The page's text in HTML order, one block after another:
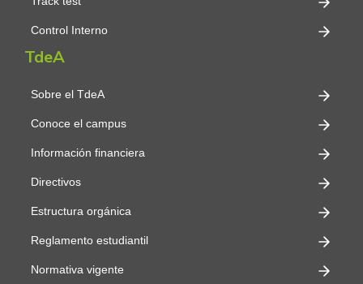
Control Interno
TdeA
Sobre el TdeA
Conoce el campus
Información financiera
Directivos
Estructura orgánica
Reglamento estudiantil
Normativa vigente